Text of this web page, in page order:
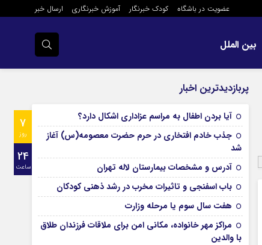
عضویت در باشگاه کودک خبرنگار آموزش خبرنگاری ارسال خبر
بین الملل
پربازدیدترین اخبار
7
روز
24
ساعت
آیا بردن اطفال به مراسم عزادارى اشکال دارد؟
جذب خادم افتخاری در حرم حضرت معصومه(س) آغاز
شد
آدرس و مشخصات بیمارستان لاله تهران
باب اسفنجی و تاثیرات مخرب در رشد ذهنی کودکان
هفت سال سوم یا مرحله وزارت
مراکز مهر خانواده، مکانی امن برای ملاقات فرزندان طلاق
با والدین